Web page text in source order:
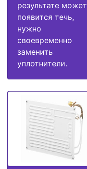
результате может
появится течь,
нужно
своевременно
заменить
уплотнители.